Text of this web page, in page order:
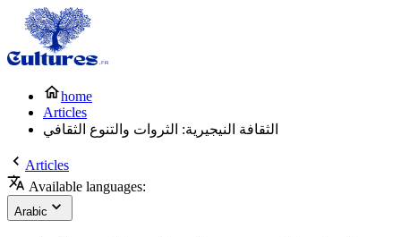
home
Articles
الثقافة النيجيرية: الثروات والتنوع الثقافي
Articles
Available languages:
Arabic